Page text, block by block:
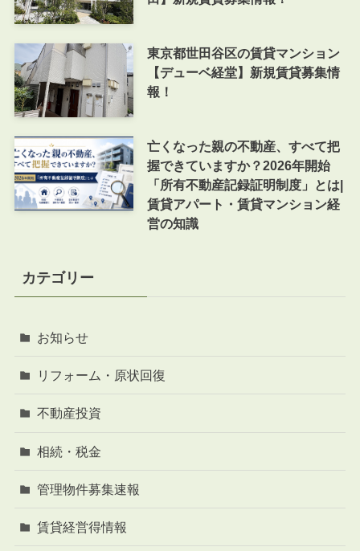
東京都世田谷区の賃貸マンション
【デューベ経堂】新規賃貸募集情
報！
亡くなった親の不動産、すべて把
握できていますか？2026年開始
「所有不動産記録証明制度」とは|
賃貸アパート・賃貸マンション経
営の知識
カテゴリー
お知らせ
リフォーム・原状回復
不動産投資
相続・税金
管理物件募集速報
賃貸経営得情報